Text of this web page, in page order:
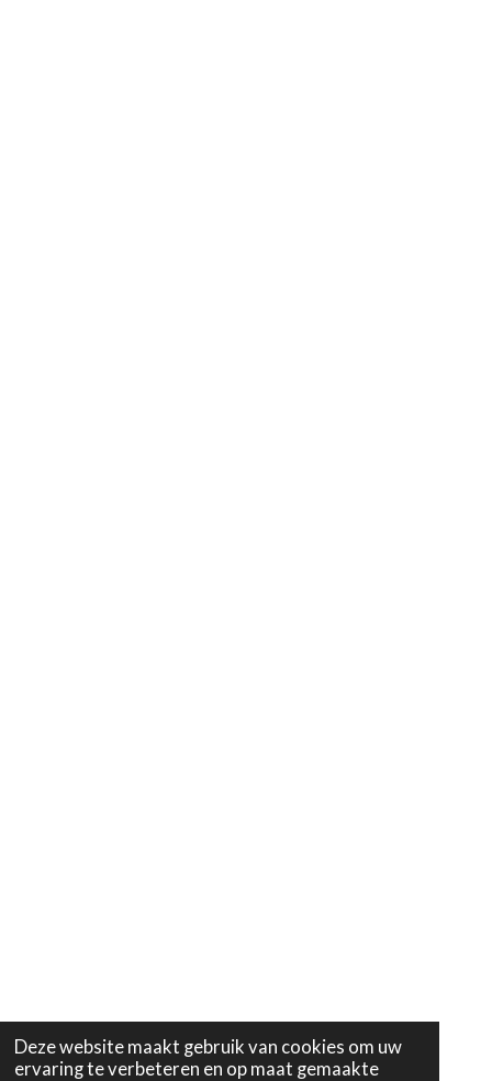
Deze website maakt gebruik van cookies om uw
ervaring te verbeteren en op maat gemaakte